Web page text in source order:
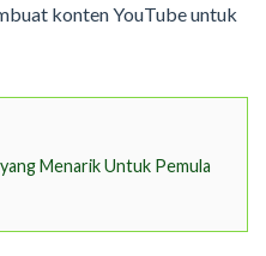
konten YouTube untuk
Menarik Untuk Pemula